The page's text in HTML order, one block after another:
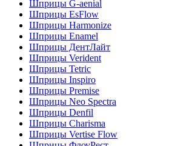
Шприцы G-aenial
Шприцы EsFlow
Шприцы Harmonize
Шприцы Enamel
Шприцы ДентЛайт
Шприцы Verident
Шприцы Tetric
Шприцы Inspiro
Шприцы Premise
Шприцы Neo Spectra
Шприцы Denfil
Шприцы Charisma
Шприцы Vertise Flow